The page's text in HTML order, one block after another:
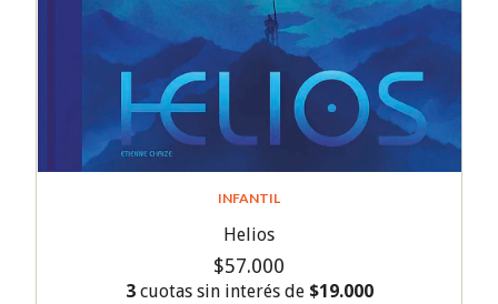
INFANTIL
Helios
$57.000
3cuotas sin interés de $19.000